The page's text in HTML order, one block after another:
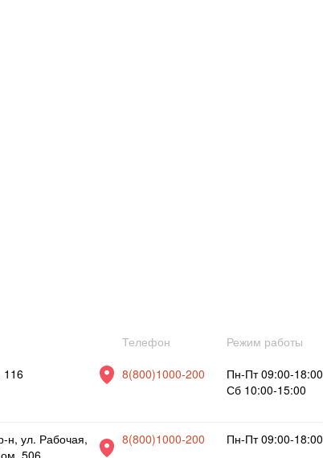
116
Телефон
8(800)1000-200
Режим работы
Пн-Пт 09:00-18:00
Сб 10:00-15:00
н, ул. Рабочая,
506.
8(800)1000-200 Пн-Пт 09:00-18:00